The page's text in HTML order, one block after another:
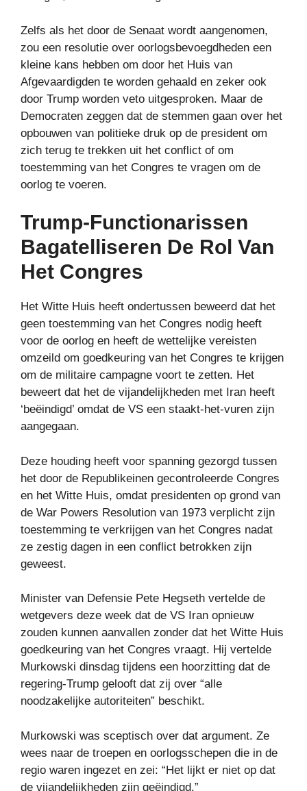
Zelfs als het door de Senaat wordt aangenomen,
zou een resolutie over oorlogsbevoegdheden een
kleine kans hebben om door het Huis van
Afgevaardigden te worden gehaald en zeker ook
door Trump worden veto uitgesproken. Maar de
Democraten zeggen dat de stemmen gaan over het
opbouwen van politieke druk op de president om
zich terug te trekken uit het conflict of om
toestemming van het Congres te vragen om de
oorlog te voeren.
Trump-Functionarissen
Bagatelliseren De Rol Van
Het Congres
Het Witte Huis heeft ondertussen beweerd dat het
geen toestemming van het Congres nodig heeft
voor de oorlog en heeft de wettelijke vereisten
omzeild om goedkeuring van het Congres te krijgen
om de militaire campagne voort te zetten. Het
beweert dat het de vijandelijkheden met Iran heeft
‘beëindigd’ omdat de VS een staakt-het-vuren zijn
aangegaan.
Deze houding heeft voor spanning gezorgd tussen
het door de Republikeinen gecontroleerde Congres
en het Witte Huis, omdat presidenten op grond van
de War Powers Resolution van 1973 verplicht zijn
toestemming te verkrijgen van het Congres nadat
ze zestig dagen in een conflict betrokken zijn
geweest.
Minister van Defensie Pete Hegseth vertelde de
wetgevers deze week dat de VS Iran opnieuw
zouden kunnen aanvallen zonder dat het Witte Huis
goedkeuring van het Congres vraagt. Hij vertelde
Murkowski dinsdag tijdens een hoorzitting dat de
regering-Trump gelooft dat zij over “alle
noodzakelijke autoriteiten” beschikt.
Murkowski was sceptisch over dat argument. Ze
wees naar de troepen en oorlogsschepen die in de
regio waren ingezet en zei: “Het lijkt er niet op dat
de vijandelijkheden zijn geëindigd.”